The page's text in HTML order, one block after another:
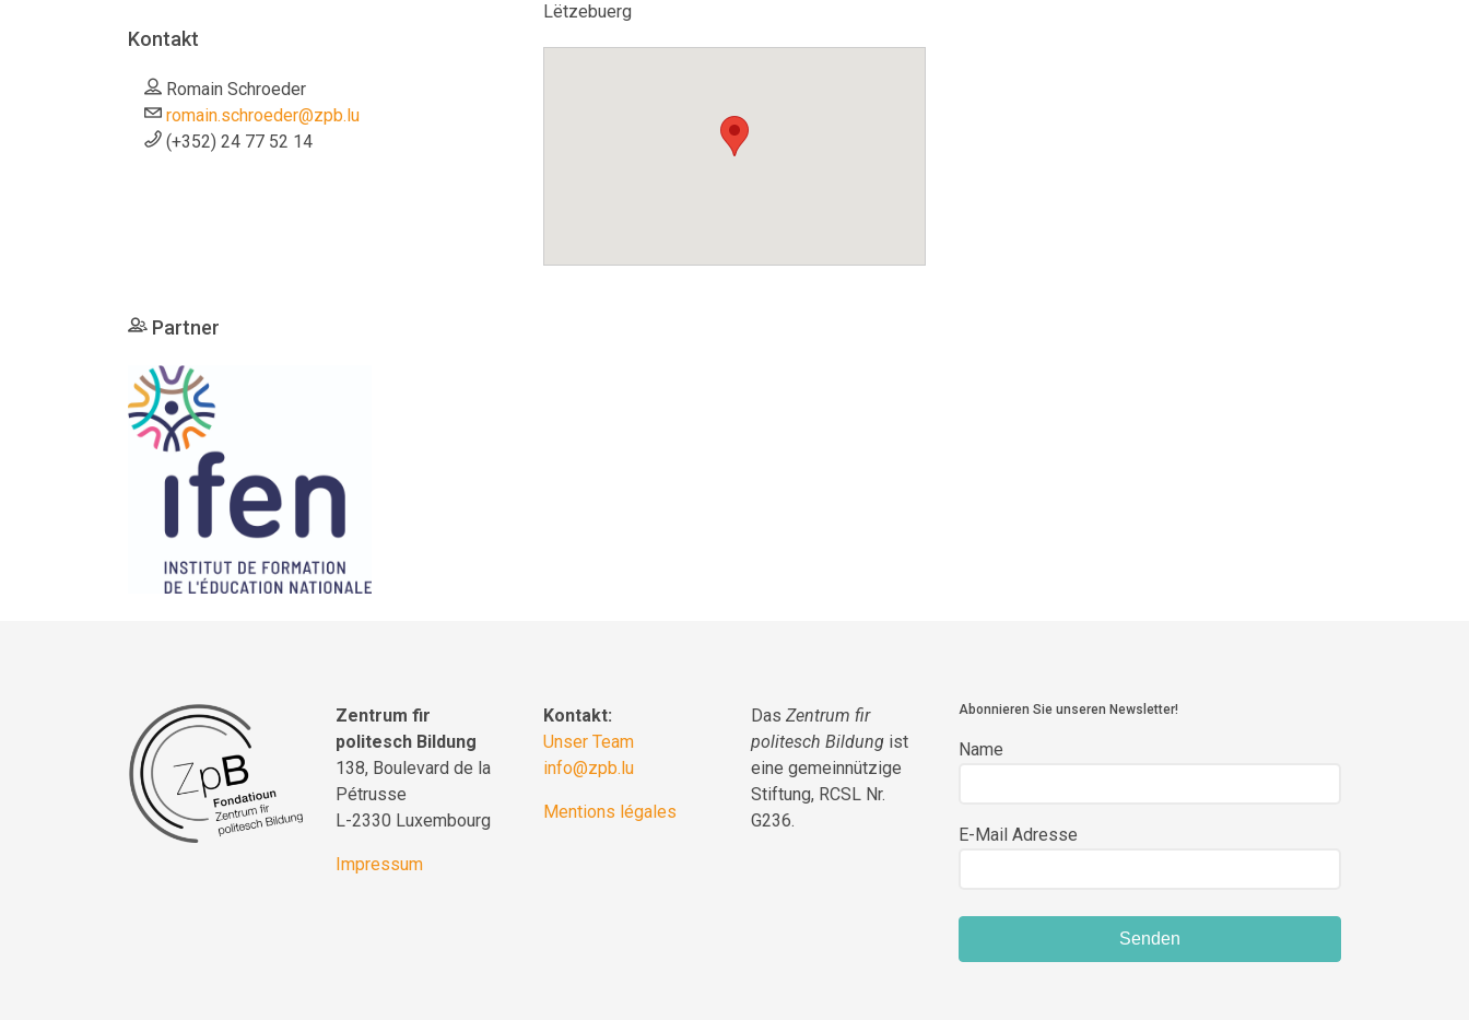
Kontakt
Romain Schroeder
romain.schroeder@zpb.lu
(+352) 24 77 52 14
Lëtzebuerg
Partner
Zentrum fir
politesch Bildung
138, Boulevard de la
Pétrusse
L-2330 Luxembourg
Impressum
Kontakt:
Unser Team
info@zpb.lu
Mentions légales
Das Zentrum fir
politesch Bildung ist
eine gemeinnützige
Stiftung, RCSL Nr.
G236.
Abonnieren Sie unseren Newsletter!
Name
E-Mail Adresse
Senden